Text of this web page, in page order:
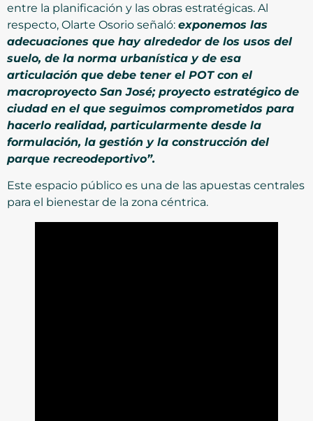
entre la planificación y las obras estratégicas. Al
respecto, Olarte Osorio señaló: exponemos las
adecuaciones que hay alrededor de los usos del
suelo, de la norma urbanística y de esa
articulación que debe tener el POT con el
macroproyecto San José; proyecto estratégico de
ciudad en el que seguimos comprometidos para
hacerlo realidad, particularmente desde la
formulación, la gestión y la construcción del
parque recreodeportivo”.
Este espacio público es una de las apuestas centrales
para el bienestar de la zona céntrica.